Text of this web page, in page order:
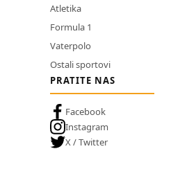
Atletika
Formula 1
Vaterpolo
Ostali sportovi
PRATITE NAS
Facebook
Instagram
X / Twitter